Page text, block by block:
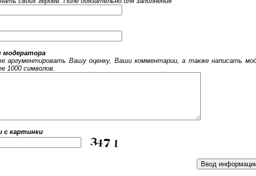
модератора
аргументировать Вашу оценку, Ваши комментарии, а также написать
1000 символов.
c картинки